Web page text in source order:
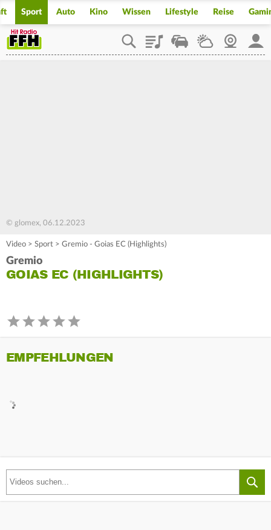
Sport Auto Kino Wissen Lifestyle Reise
PlaylistStaupilotWetterWebcam
© glomex, 06.12.2023
Video > Sport > Gremio - Goias EC (Highlights)
Gremio
GOIAS EC (HIGHLIGHTS)
EMPFEHLUNGEN